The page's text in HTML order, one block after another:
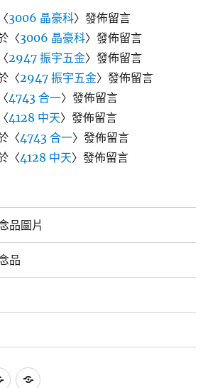
3006 晶豪科〉發佈留言
〈3006 晶豪科〉發佈留言
2947 振宇五金〉發佈留言
〈2947 振宇五金〉發佈留言
4743 合一〉發佈留言
4128 中天〉發佈留言
〈4743 合一〉發佈留言
〈4128 中天〉發佈留言
品圖片
品
常 贊